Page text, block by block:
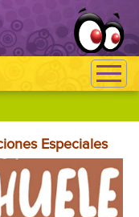
Especiales